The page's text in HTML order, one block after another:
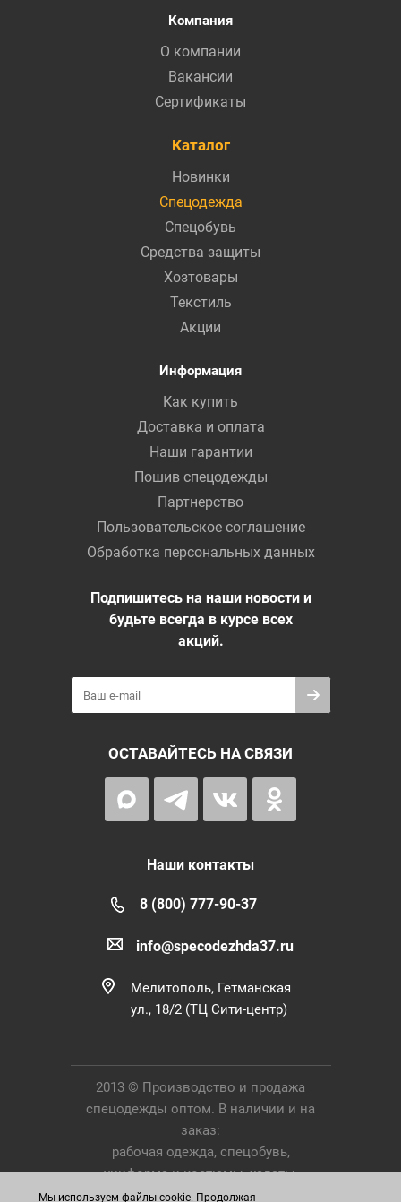
Компания
О компании
Вакансии
Сертификаты
Каталог
Новинки
Спецодежда
Спецобувь
Средства защиты
Хозтовары
Текстиль
Акции
Информация
Как купить
Доставка и оплата
Наши гарантии
Пошив спецодежды
Партнерство
Пользовательское соглашение
Обработка персональных данных
Подпишитесь на наши новости и
будьте всегда в курсе всех
акций.
ОСТАВАЙТЕСЬ НА СВЯЗИ
Наши контакты
8 (800) 777-90-37
info@specodezhda37.ru
Мелитополь, Гетманская
ул., 18/2 (ТЦ Сити-центр)
2013 © Производство и продажа
спецодежды оптом. В наличии и на
заказ:
рабочая одежда, спецобувь,
униформа и костюмы, халаты,
Средства Индивидуальной Защиты.
Мы используем файлы cookie. Продолжая